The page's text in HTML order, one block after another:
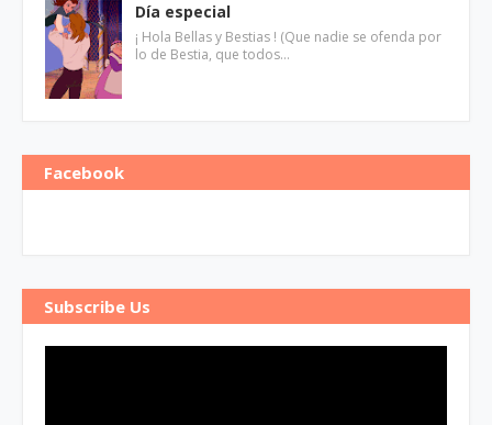
Día especial
¡ Hola Bellas y Bestias ! (Que nadie se ofenda por
lo de Bestia, que todos…
Facebook
Subscribe Us